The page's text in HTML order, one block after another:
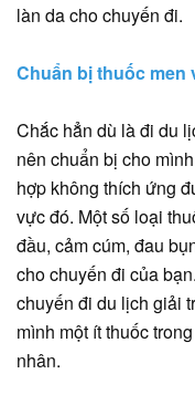
làn da cho chuyến đi.
Chuẩn bị thuốc men
Chắc hẳn dù là đi du
nên chuẩn bị cho
hợp không thích ứng
vực đó. Một số loại
đầu, cảm cúm, đau
cho chuyến đi của
chuyến đi du lịch giải
mình một ít thuốc
nhân.